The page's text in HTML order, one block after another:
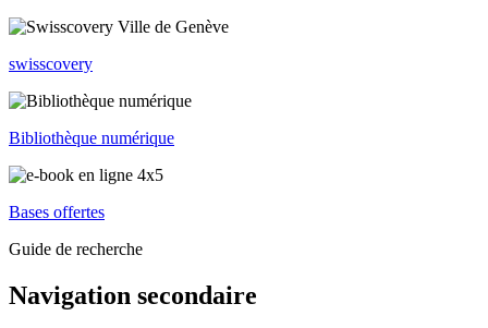
swisscovery
Bibliothèque numérique
Bases offertes
Guide de recherche
Navigation secondaire